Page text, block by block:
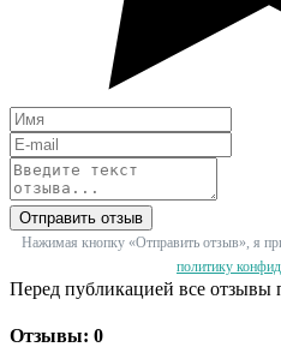
Отправить отзыв
Нажимая кнопку «Отправить отзыв», я
политику
Перед публикацией все отзывы
Отзывы: 0